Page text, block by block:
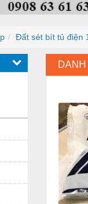
Đất sét bít tủ điện